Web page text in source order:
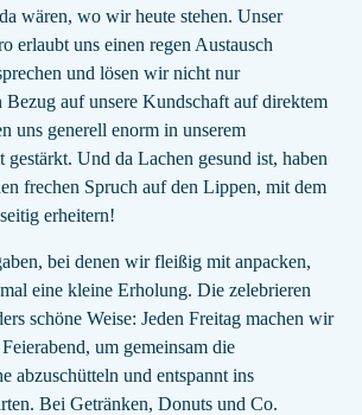
wären, wo wir heute stehen. Unser
erlaubt uns einen regen Austausch
und lösen wir nicht nur
Bezug auf unsere Kundschaft auf direktem
uns generell enorm in unserem
gestärkt. Und da Lachen gesund ist, haben
frechen Spruch auf den Lippen, mit dem
erheitern!
bei denen wir fleißig mit anpacken,
eine kleine Erholung. Die zelebrieren
schöne Weise: Jeden Freitag machen wir
um gemeinsam die
abzuschütteln und entspannt ins
Bei Getränken, Donuts und Co.